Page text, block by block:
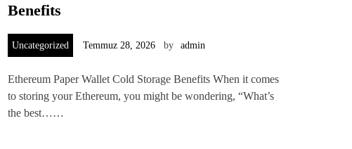
Benefits
Uncategorized Temmuz 28, 2026 by admin
Ethereum Paper Wallet Cold Storage Benefits When it comes
to storing your Ethereum, you might be wondering, “What’s
the best……